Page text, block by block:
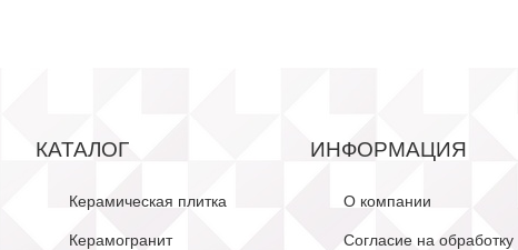
КАТАЛОГ
Керамическая плитка
Керамогранит
ИНФОРМАЦИЯ
О компании
Согласие на